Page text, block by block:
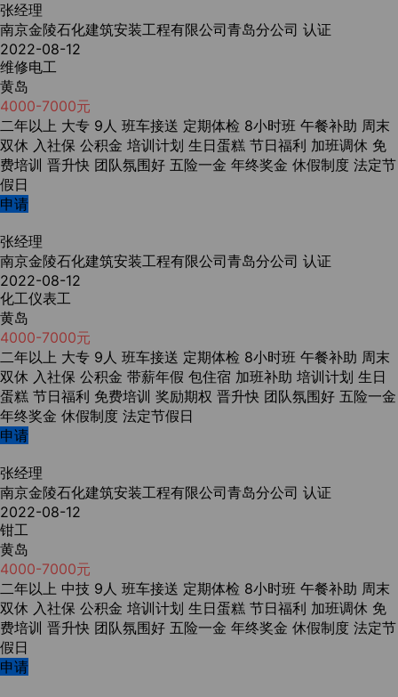
张经理
南京金陵石化建筑安装工程有限公司青岛分公司 认证
2022-08-12
维修电工
黄岛
4000-7000元
二年以上 大专 9人 班车接送 定期体检 8小时班 午餐补助 周末
双休 入社保 公积金 培训计划 生日蛋糕 节日福利 加班调休 免
费培训 晋升快 团队氛围好 五险一金 年终奖金 休假制度 法定节
假日
申请
张经理
南京金陵石化建筑安装工程有限公司青岛分公司 认证
2022-08-12
化工仪表工
黄岛
4000-7000元
二年以上 大专 9人 班车接送 定期体检 8小时班 午餐补助 周末
双休 入社保 公积金 带薪年假 包住宿 加班补助 培训计划 生日
蛋糕 节日福利 免费培训 奖励期权 晋升快 团队氛围好 五险一金
年终奖金 休假制度 法定节假日
申请
张经理
南京金陵石化建筑安装工程有限公司青岛分公司 认证
2022-08-12
钳工
黄岛
4000-7000元
二年以上 中技 9人 班车接送 定期体检 8小时班 午餐补助 周末
双休 入社保 公积金 培训计划 生日蛋糕 节日福利 加班调休 免
费培训 晋升快 团队氛围好 五险一金 年终奖金 休假制度 法定节
假日
申请